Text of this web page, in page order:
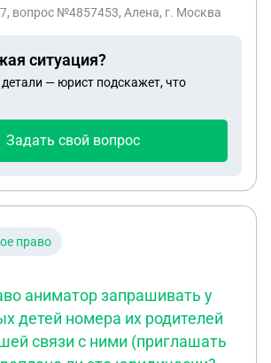
детей, проживают с ним.
России?
, вопрос №4857453, Алена, г. Москва
ситуация?
— юрист подскажет, что
Задать свой вопрос
право
аниматор запрашивать у
детей номера их родителей
связи с ними (приглашать